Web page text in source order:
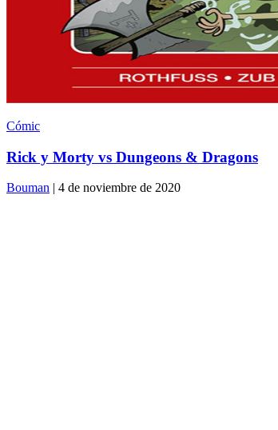
Cómic
Rick y Morty vs Dungeons & Dragons
Bouman | 4 de noviembre de 2020